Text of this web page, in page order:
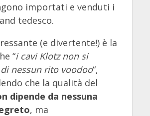
importati e venduti i
tedesco.
(e divertente!) è la
“i cavi Klotz non si
nessun rito voodoo“,
che la qualità del
dipende da nessuna
, ma